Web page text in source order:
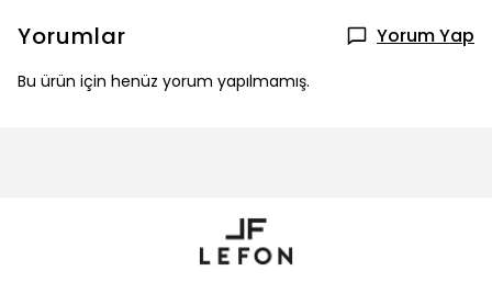
Yorumlar Yorum Yap
Bu ürün için henüz yorum yapılmamış.